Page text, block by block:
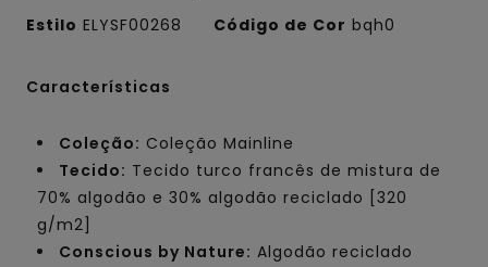
Estilo ELYSF00268 Código de Cor bqh0
Características
Coleção: Coleção Mainline
Tecido: Tecido turco francês de mistura de
70% algodão e 30% algodão reciclado [320
g/m2]
Conscious by Nature: Algodão reciclado